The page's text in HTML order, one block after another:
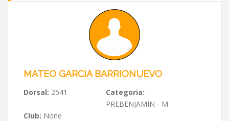
MATEO GARCIA BARRIONUEVO
Dorsal: 2541
Categoria:
PREBENJAMIN - M
Club: None